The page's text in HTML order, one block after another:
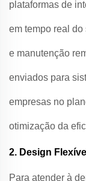
plataformas de
em tempo real
e manutenção
enviados para
empresas no
otimização da
2. Design
Para atender à